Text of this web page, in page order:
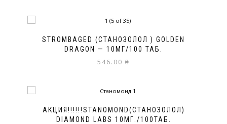
STROMBAGED (СТАНОЗОЛОЛ ) GOLDEN
DRAGON — 10МГ/100 ТАБ.
546.00 ₴
АКЦИЯ!!!!!!STANOMOND(СТАНОЗОЛОЛ)
DIAMOND LABS 10МГ./100ТАБ.